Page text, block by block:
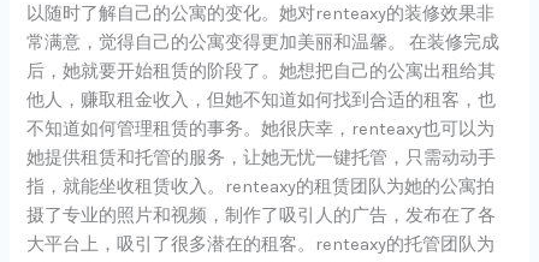
以随时了解自己的公寓的变化。她对renteaxy的装修效果非
常满意，觉得自己的公寓变得更加美丽和温馨。 在装修完成
后，她就要开始租赁的阶段了。她想把自己的公寓出租给其
他人，赚取租金收入，但她不知道如何找到合适的租客，也
不知道如何管理租赁的事务。她很庆幸，renteaxy也可以为
她提供租赁和托管的服务，让她无忧一键托管，只需动动手
指，就能坐收租赁收入。renteaxy的租赁团队为她的公寓拍
摄了专业的照片和视频，制作了吸引人的广告，发布在了各
大平台上，吸引了很多潜在的租客。renteaxy的托管团队为